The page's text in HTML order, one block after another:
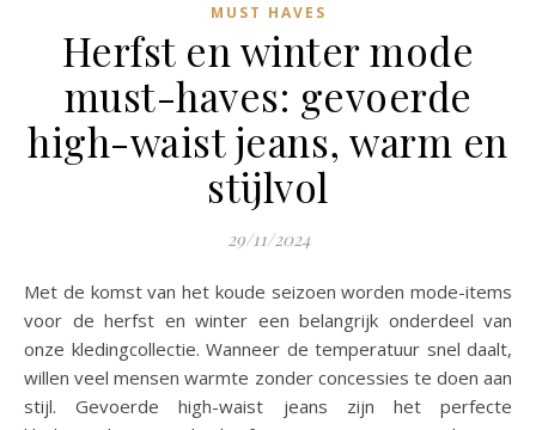
MUST HAVES
Herfst en winter mode
must-haves: gevoerde
high-waist jeans, warm en
stijlvol
29/11/2024
Met de komst van het koude seizoen worden mode-items
voor de herfst en winter een belangrijk onderdeel van
onze kledingcollectie. Wanneer de temperatuur snel daalt,
willen veel mensen warmte zonder concessies te doen aan
stijl. Gevoerde high-waist jeans zijn het perfecte